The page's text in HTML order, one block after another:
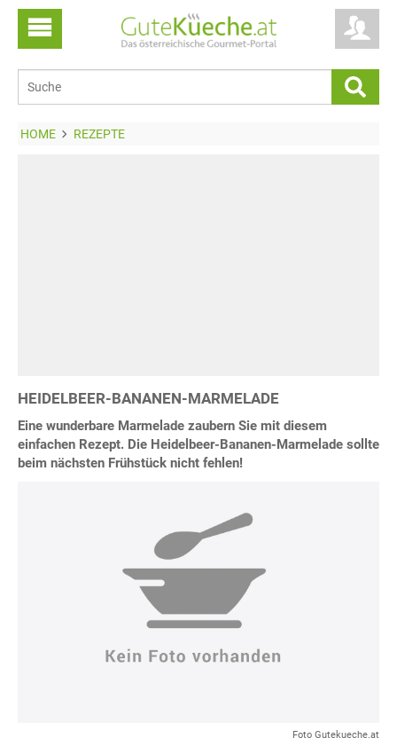
HOME REZEPTE
HEIDELBEER-BANANEN-MARMELADE
Eine wunderbare Marmelade zaubern Sie mit diesem
einfachen Rezept. Die Heidelbeer-Bananen-Marmelade sollte
beim nächsten Frühstück nicht fehlen!
Foto Gutekueche.at